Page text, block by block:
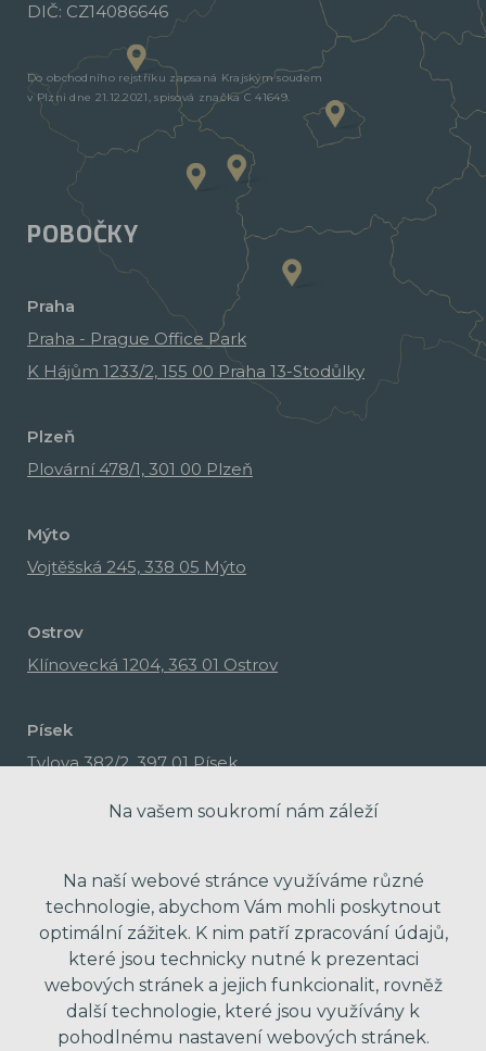
DIČ: CZ14086646
Do obchodního rejstříku zapsaná Krajským soudem
v Plzni dne 21.12.2021, spisová značka C 41649.
POBOČKY
Praha
Praha - Prague Office Park
K Hájům 1233/2, 155 00 Praha 13-Stodůlky
Plzeň
Plovární 478/1, 301 00 Plzeň
Mýto
Vojtěšská 245, 338 05 Mýto
Ostrov
Klínovecká 1204, 363 01 Ostrov
Písek
Tylova 382/2, 397 01 Písek
Na vašem soukromí nám záleží
Na naší webové stránce využíváme různé
technologie, abychom Vám mohli poskytnout
optimální zážitek. K nim patří zpracování údajů,
které jsou technicky nutné k prezentaci
webových stránek a jejich funkcionalit, rovněž
další technologie, které jsou využívány k
pohodlnému nastavení webových stránek.